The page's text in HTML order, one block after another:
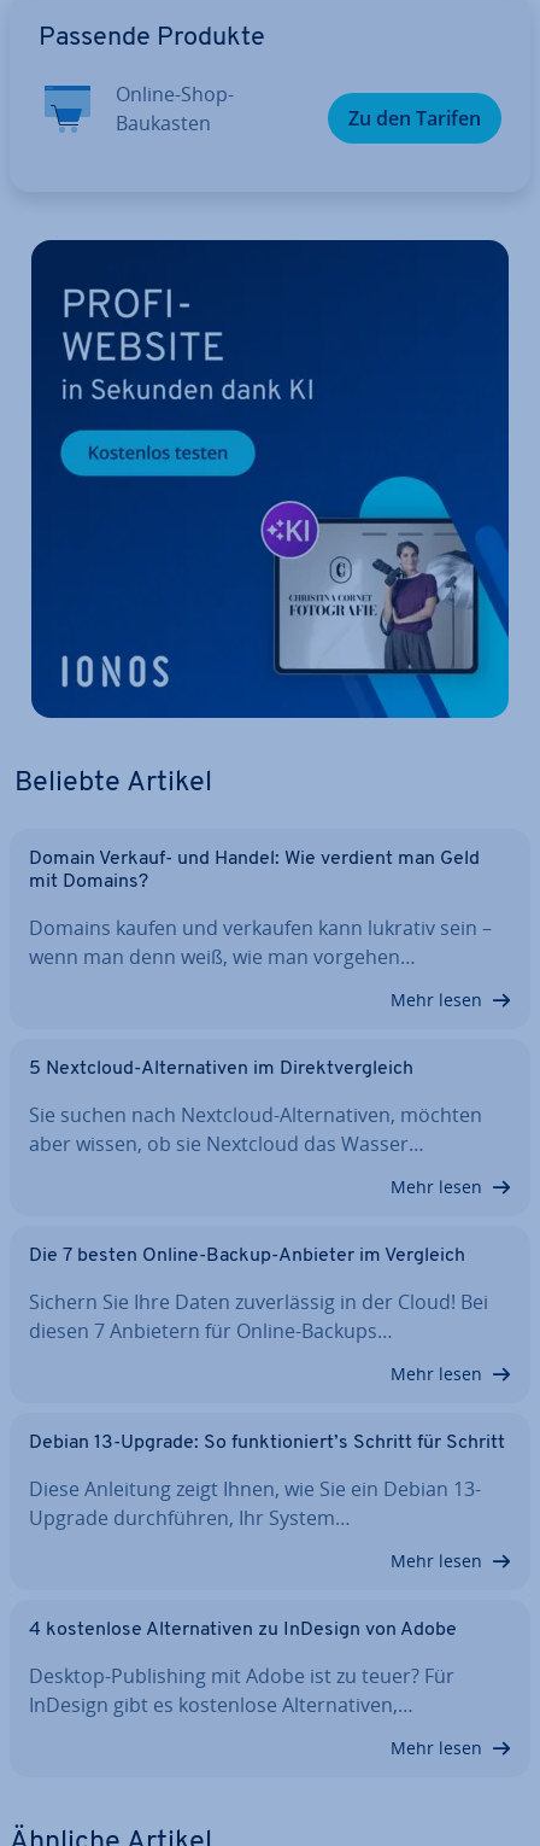
Passende Produkte
Online-Shop-
Baukasten
Zu den Tarifen
Beliebte Artikel
Domain Verkauf- und Handel: Wie verdient man Geld
mit Domains?
Domains kaufen und verkaufen kann lukrativ sein –
wenn man denn weiß, wie man vorgehen…
Mehr lesen
5 Nextcloud-Al­ter­na­ti­ven im Di­rekt­ver­gleich
Sie suchen nach Nextcloud-Al­ter­na­ti­ven, möchten
aber wissen, ob sie Nextcloud das Wasser…
Mehr lesen
Die 7 besten Online-Backup-Anbieter im Vergleich
Sichern Sie Ihre Daten zu­ver­läs­sig in der Cloud! Bei
diesen 7 Anbietern für Online-Backups…
Mehr lesen
Debian 13-Upgrade: So funk­tio­niert’s Schritt für Schritt
Diese Anleitung zeigt Ihnen, wie Sie ein Debian 13-
Upgrade durch­füh­ren, Ihr System…
Mehr lesen
4 kos­ten­lo­se Al­ter­na­ti­ven zu InDesign von Adobe
Desktop-Pu­bli­shing mit Adobe ist zu teuer? Für
InDesign gibt es kos­ten­lo­se Al­ter­na­ti­ven,…
Mehr lesen